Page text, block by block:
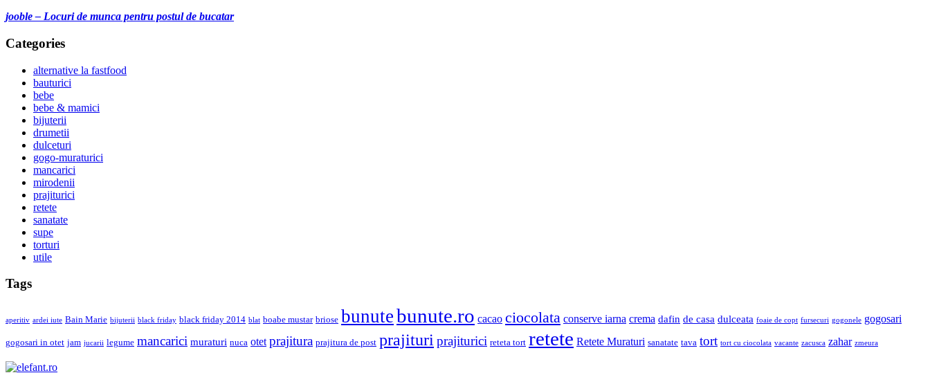
jooble – Locuri de munca pentru postul de bucatar
Categories
alternative la fastfood
bauturici
bebe
bebe & mamici
bijuterii
drumetii
dulceturi
gogo-muraturici
mancarici
mirodenii
prajiturici
retete
sanatate
supe
torturi
utile
Tags
aperitiv ardei iute Bain Marie bijuterii black friday black friday 2014 blat boabe mustar briose bunutebunute.ro cacao ciocolata conserve iarna crema dafin de casa dulceata foaie de copt fursecuri gogonele gogosari
gogosari in otet jam jucarii legume mancarici muraturi nuca otet prajitura prajitura de post prajituri prajiturici reteta tort retete Retete Muraturi sanatate tava tort tort cu ciocolata vacante zacusca zahar zmeura